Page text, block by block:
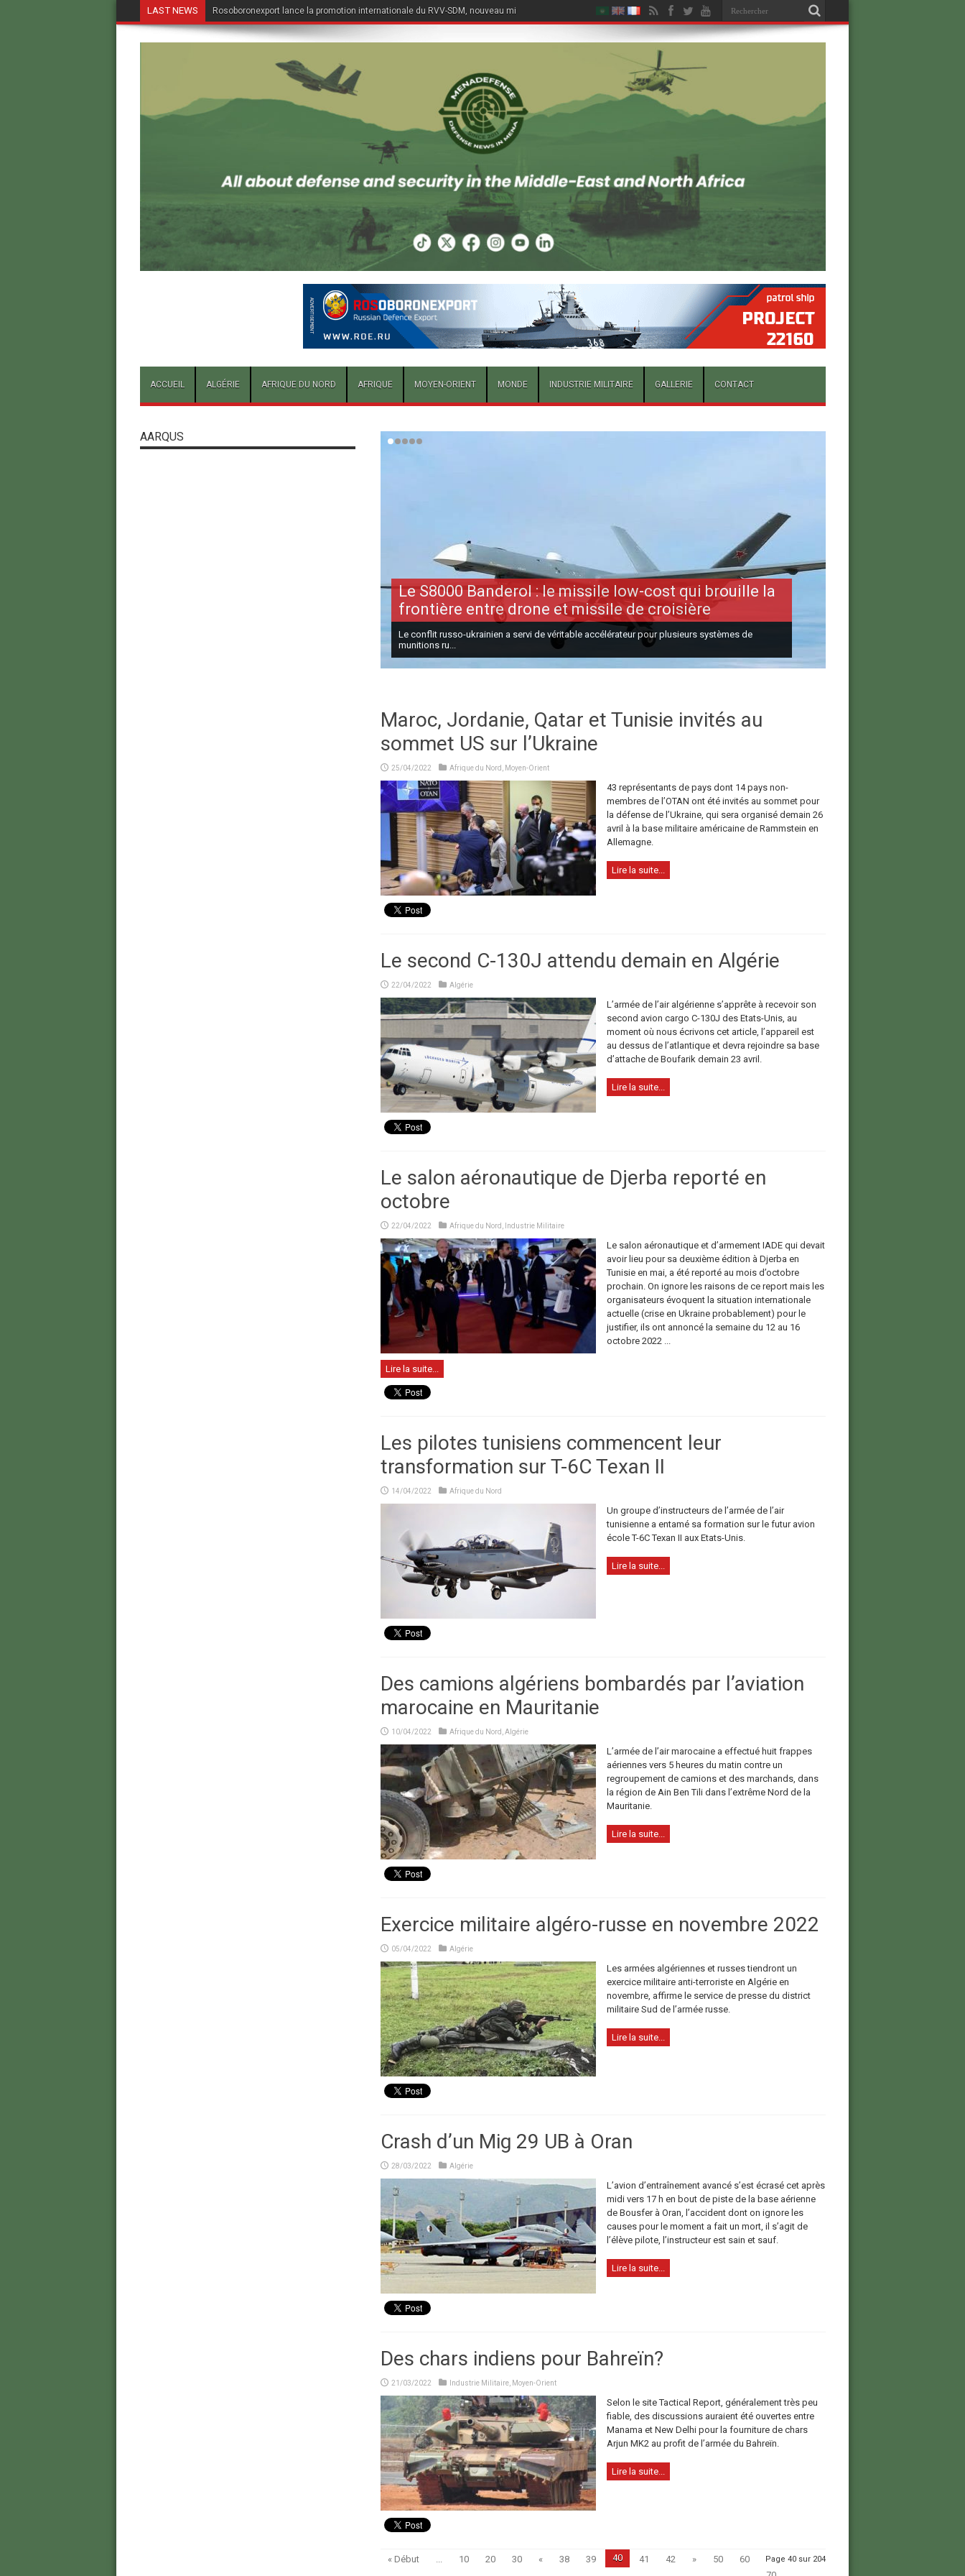
LAST NEWS Rosoboronexport lance la promotion internationale du RVV-SDM, nouveau missile air-air du Su-57E
ACCUEIL ALGÉRIE AFRIQUE DU NORD AFRIQUE MOYEN-ORIENT MONDE INDUSTRIE MILITAIRE GALLERIE CONTACT
Le S8000 Banderol : le missile low-cost qui brouille la
frontière entre drone et missile de croisière
Le conflit russo-ukrainien a servi de véritable accélérateur pour plusieurs systèmes de
munitions ru...
Maroc, Jordanie, Qatar et Tunisie invités au
sommet US sur l’Ukraine
25/04/2022 Afrique du Nord Moyen-Orient
43 représentants de pays dont 14 pays non-
membres de l’OTAN ont été invités au sommet pour
la défense de l’Ukraine, qui sera organisé demain 26
avril à la base militaire américaine de Rammstein en
Allemagne.
Lire la suite...
Le second C-130J attendu demain en Algérie
22/04/2022 Algérie
L’armée de l’air algérienne s’apprête à recevoir son
second avion cargo C-130J des Etats-Unis, au
moment où nous écrivons cet article, l’appareil est
au dessus de l’atlantique et devra rejoindre sa base
d’attache de Boufarik demain 23 avril.
Lire la suite...
Le salon aéronautique de Djerba reporté en
octobre
22/04/2022 Afrique du Nord Industrie Militaire
Le salon aéronautique et d’armement IADE qui devait
avoir lieu pour sa deuxième édition à Djerba en
Tunisie en mai, a été reporté au mois d’octobre
prochain. On ignore les raisons de ce report mais les
organisateurs évoquent la situation internationale
actuelle (crise en Ukraine probablement) pour le
justifier, ils ont annoncé la semaine du 12 au 16
octobre 2022 ...
Lire la suite...
Les pilotes tunisiens commencent leur
transformation sur T-6C Texan II
14/04/2022 Afrique du Nord
Un groupe d’instructeurs de l’armée de l’air
tunisienne a entamé sa formation sur le futur avion
école T-6C Texan II aux Etats-Unis.
Lire la suite...
Des camions algériens bombardés par l’aviation
marocaine en Mauritanie
10/04/2022 Afrique du Nord Algérie
L’armée de l’air marocaine a effectué huit frappes
aériennes vers 5 heures du matin contre un
regroupement de camions et des marchands, dans
la région de Ain Ben Tili dans l’extrême Nord de la
Mauritanie.
Lire la suite...
Exercice militaire algéro-russe en novembre 2022
05/04/2022 Algérie
Les armées algériennes et russes tiendront un
exercice militaire anti-terroriste en Algérie en
novembre, affirme le service de presse du district
militaire Sud de l’armée russe.
Lire la suite...
Crash d’un Mig 29 UB à Oran
28/03/2022 Algérie
L’avion d’entraînement avancé s’est écrasé cet après
midi vers 17 h en bout de piste de la base aérienne
de Bousfer à Oran, l’accident dont on ignore les
causes pour le moment a fait un mort, il s’agit de
l’élève pilote, l’instructeur est sain et sauf.
Lire la suite...
Des chars indiens pour Bahreïn?
21/03/2022 Industrie Militaire, Moyen-Orient
Selon le site Tactical Report, généralement très peu
fiable, des discussions auraient été ouvertes entre
Manama et New Delhi pour la fourniture de chars
Arjun MK2 au profit de l’armée du Bahreïn.
Lire la suite...
Page 40 sur 204
« Début ... 10 20 30 « 38 39 40 41 42 » 50
60
AARQUS